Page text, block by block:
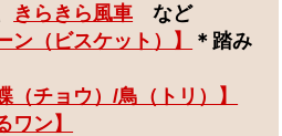
きらきら風車 など
ン（ビスケット ）】
＊踏み
（チョウ）/鳥（トリ）】
ワン】